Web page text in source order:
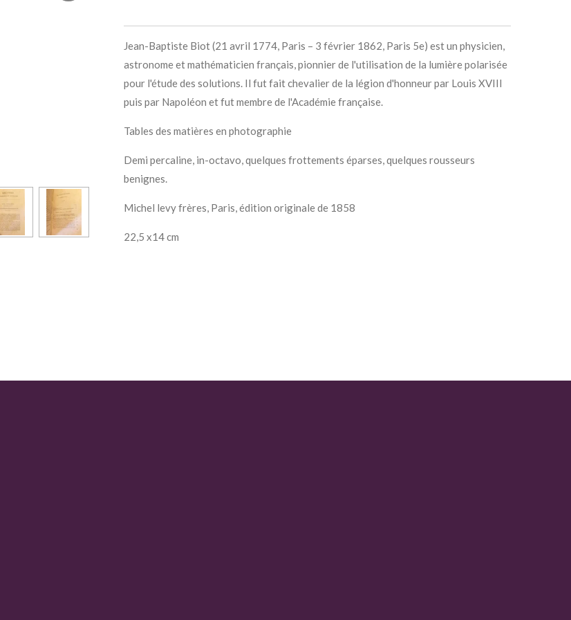
Jean-Baptiste Biot (21 avril 1774, Paris – 3 février 1862, Paris 5e) est un physicien,
astronome et mathématicien français, pionnier de l'utilisation de la lumière polarisée
pour l'étude des solutions. Il fut fait chevalier de la légion d'honneur par Louis XVIII
puis par Napoléon et fut membre de l'Académie française.
Tables des matières en photographie
Demi percaline, in-octavo, quelques frottements éparses, quelques rousseurs
benignes.
Michel levy frères, Paris, édition originale de 1858
22,5 x14 cm